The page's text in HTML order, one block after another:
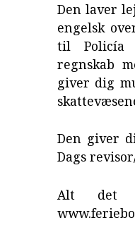
Den laver
engelsk
til Policía
regnskab
giver dig
Den giver
Dags
Alt det